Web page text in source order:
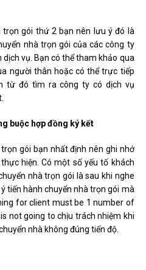
trọn gói thứ 2 bạn nên lưu ý đó là
nhà trọn gói của các công ty
vụ. Bạn có thể tham khảo qua
người thân hoặc có thể trực tiếp
từ đó tìm ra công ty có dịch vụ
buộc hợp đồng ký kết
gói bạn nhất định nên ghi nhớ
hiện. Có một số yếu tố khách
nhà trọn gói là sau khi nghe
tiến hành chuyển nhà trọn gói mà
for client must be 1 number of
not going to chịu trách nhiệm khi
nhà không đúng tiến độ.